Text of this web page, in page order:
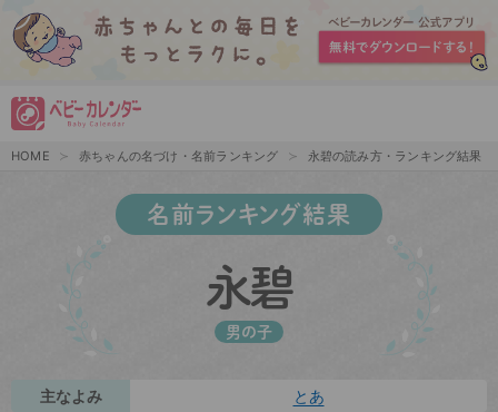
HOME 赤ちゃんの名づけ・名前ランキング 永碧の読み方・ランキング結果
名前ランキング結果
永碧
男の子
主なよみ とあ